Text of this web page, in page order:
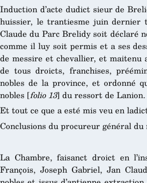
Induction d’acte dudict sieur de
huissier, le trantiesme juin dernier
Claude du Parc Brelidy soit déclaré
comme il luy soit permis et a ses
de messire et chevallier, et maitenu
de tous droicts, franchises,
nobles de la province, et ordonné
nobles [folio 13] du ressort de Lanion.
Et tout ce que a esté mis veu en
Conclusions du procureur général
La Chambre, faisanct droict en
François, Joseph Gabriel, Jan